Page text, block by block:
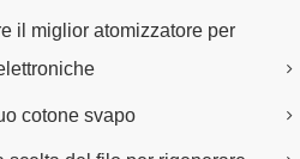
il miglior atomizzatore per
cotone svapo